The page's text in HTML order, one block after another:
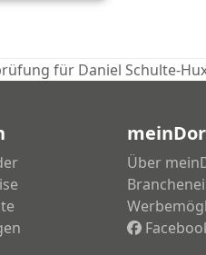
für Daniel Schulte-
Über